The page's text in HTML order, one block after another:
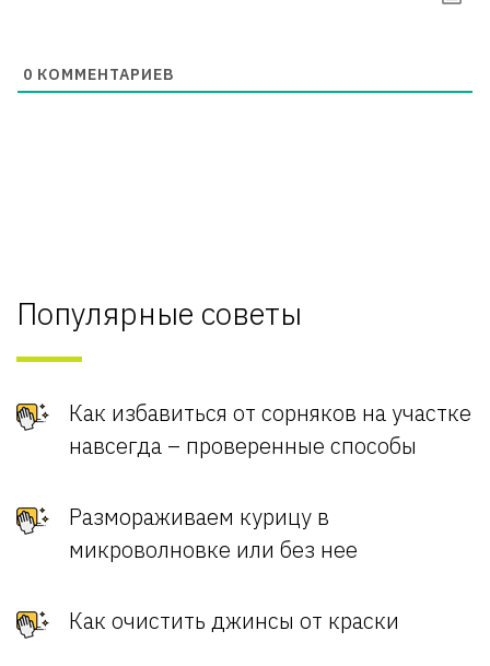
0 КОММЕНТАРИЕВ
Популярные советы
Как избавиться от сорняков на участке
навсегда – проверенные способы
Размораживаем курицу в
микроволновке или без нее
Как очистить джинсы от краски